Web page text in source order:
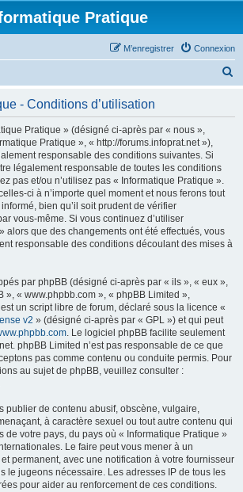
Pratique
Connexion
M’enregistrer
- Conditions d’utilisation
Pratique » (désigné ci-après par « nous »,
Pratique », « http://forums.infoprat.net »),
responsable des conditions suivantes. Si
légalement responsable de toutes les conditions
pas et/ou n’utilisez pas « Informatique Pratique ».
ci à n’importe quel moment et nous ferons tout
bien qu’il soit prudent de vérifier
vous-même. Si vous continuez d’utiliser
alors que des changements ont été effectués, vous
responsable des conditions découlant des mises à
par phpBB (désigné ci-après par « ils », « eux »,
», « www.phpbb.com », « phpBB Limited »,
un script libre de forum, déclaré sous la licence «
v2 » (désigné ci-après par « GPL ») et qui peut
. Le logiciel phpBB facilite seulement
phpBB Limited n’est pas responsable de ce que
pas comme contenu ou conduite permis. Pour
au sujet de phpBB, veuillez consulter :
publier de contenu abusif, obscène, vulgaire,
à caractère sexuel ou tout autre contenu qui
de votre pays, du pays où « Informatique Pratique »
Le faire peut vous mener à un
permanent, avec une notification à votre fournisseur
le jugeons nécessaire. Les adresses IP de tous les
pour aider au renforcement de ces conditions.